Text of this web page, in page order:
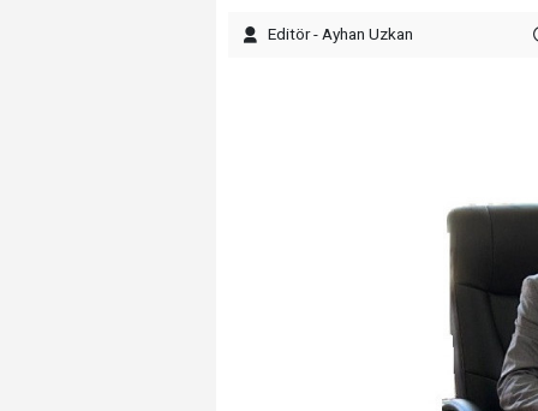
Editör - Ayhan Uzkan